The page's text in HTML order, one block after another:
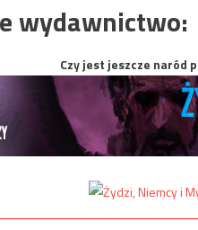
wydawnictwo:
Czy jest jeszcze naród